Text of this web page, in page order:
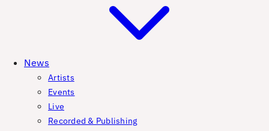
News
Artists
Events
Live
Recorded & Publishing